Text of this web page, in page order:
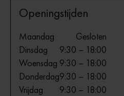
Openingstijden
Maandag
Gesloten
Dinsdag
9:30 – 18:00
Woensdag 9:30 – 18:00
Donderdag9:30 – 18:00
Vrijdag
9:30 – 18:00